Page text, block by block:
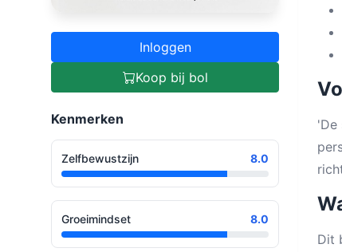
Inloggen
Koop bij bol
Kenmerken
Zelfbewustzijn 8.0
Groeimindset 8.0
'De
Dit